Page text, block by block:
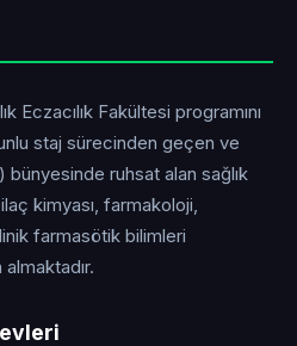
Eczacılık Fakültesi programını
staj sürecinden geçen ve
bünyesinde ruhsat alan sağlık
kimyası, farmakoloji,
farmasötik bilimleri